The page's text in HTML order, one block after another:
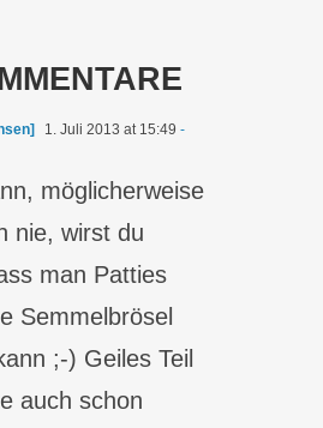
1. Juli 2013 at 15:49 -
möglicherweise
nie, wirst du
man Patties
Semmelbrösel
;-) Geiles Teil
auch schon